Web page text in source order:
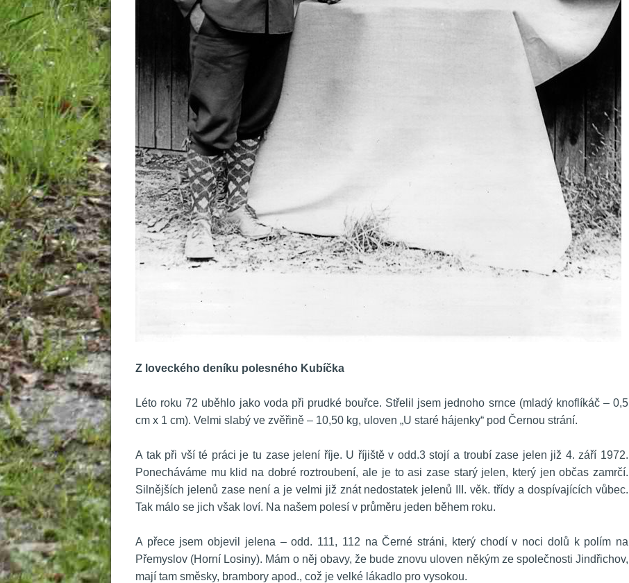
Z loveckého deníku polesného Kubíčka
Léto roku 72 uběhlo jako voda při prudké bouřce. Střelil jsem jednoho srnce (mladý knoflíkáč – 0,5
cm x 1 cm). Velmi slabý ve zvěřině – 10,50 kg, uloven „U staré hájenky“ pod Černou strání.
A tak při vší té práci je tu zase jelení říje. U říjiště v odd.3 stojí a troubí zase jelen již 4. září 1972.
Ponecháváme mu klid na dobré roztroubení, ale je to asi zase starý jelen, který jen občas zamrčí.
Silnějších jelenů zase není a je velmi již znát nedostatek jelenů III. věk. třídy a dospívajících vůbec.
Tak málo se jich však loví. Na našem polesí v průměru jeden během roku.
A přece jsem objevil jelena – odd. 111, 112 na Černé stráni, který chodí v noci dolů k polím na
Přemyslov (Horní Losiny). Mám o něj obavy, že bude znovu uloven někým ze společnosti Jindřichov,
mají tam směsky, brambory apod., což je velké lákadlo pro vysokou.